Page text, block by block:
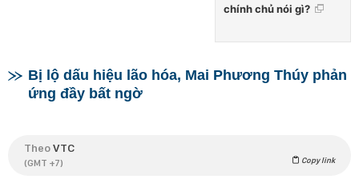
chính chủ nói gì?
Bị lộ dấu hiệu lão hóa, Mai Phương Thúy phản
ứng đầy bất ngờ
TheoVTC
(GMT +7) Copy link